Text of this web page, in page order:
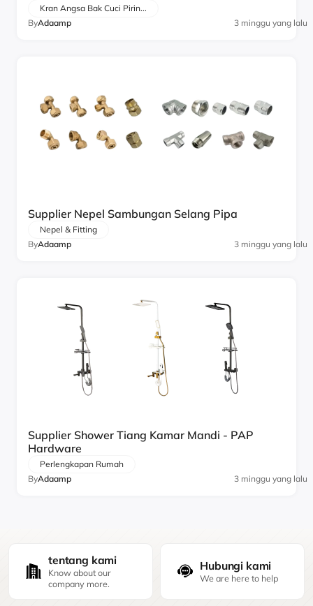
Kran Angsa Bak Cuci Pirin...
ByAdaamp 3 minggu yang lalu
Supplier Nepel Sambungan Selang Pipa
Nepel & Fitting
ByAdaamp 3 minggu yang lalu
Supplier Shower Tiang Kamar Mandi - PAP
Hardware
Perlengkapan Rumah
ByAdaamp 3 minggu yang lalu
tentang kami
Know about our
company more.
Hubungi kami
We are here to help